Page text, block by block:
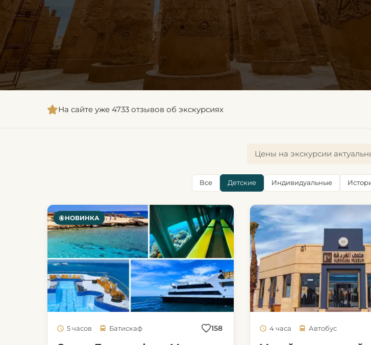
На сайте уже 4733 отзывов об экскурсиях
Цены на экскурсии
Все Детские Индивидуальные
НОВИНКА
5 часов Батискаф 158 4 часа Автобус